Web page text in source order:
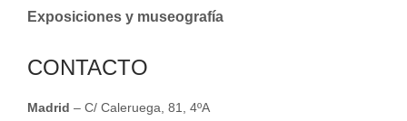
Exposiciones y museografía
CONTACTO
Madrid – C/ Caleruega, 81, 4ºA